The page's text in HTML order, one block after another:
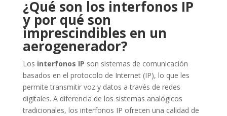
¿Qué son los interfonos IP
y por qué son
imprescindibles en un
aerogenerador?
Los interfonos IP son sistemas de comunicación
basados en el protocolo de Internet (IP), lo que les
permite transmitir voz y datos a través de redes
digitales. A diferencia de los sistemas analógicos
tradicionales, los interfonos IP ofrecen una calidad de